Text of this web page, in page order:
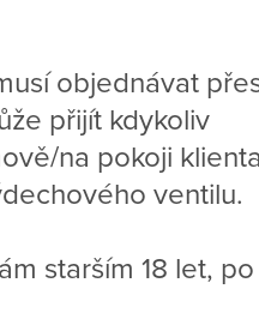
objednávat
přijít kdykoliv
na pokoji klienta
ventilu.
starším 18 let, po